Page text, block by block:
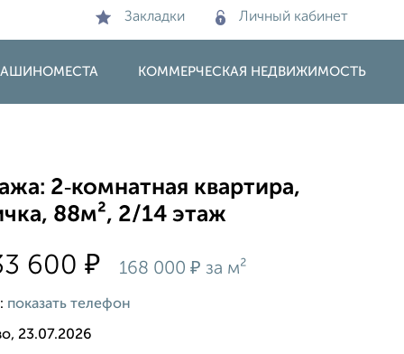
Закладки Личный кабинет
КОММЕРЧЕСКАЯ НЕДВИЖИМОСТЬ
2‑комнатная квартира,
88м², 2/14 этаж
600₽ 168 000₽ за м²
показать телефон
23.07.2026